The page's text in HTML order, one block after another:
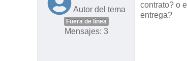
Autor del tema
Fuera de línea
Mensajes: 3
contrato? o
entrega?